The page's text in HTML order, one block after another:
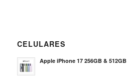
CELULARES
Apple iPhone 17 256GB & 512GB